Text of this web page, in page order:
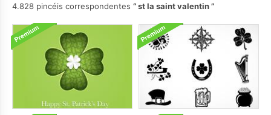
4.828 pincéis correspondentes
st la saint valentin